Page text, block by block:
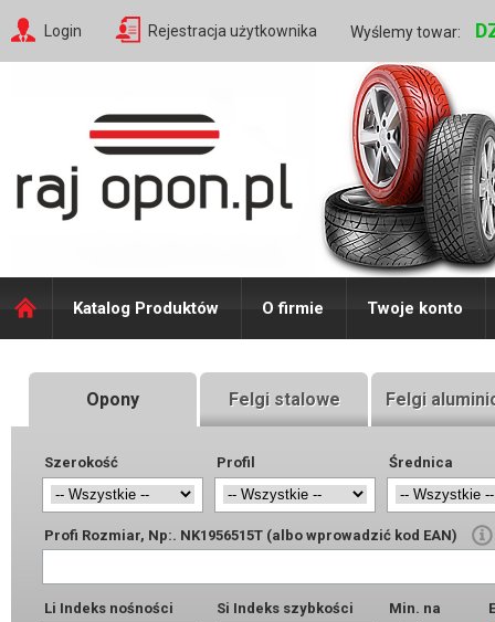
Login Rejestracja użytkownika Wyślemy towar:
Katalog Produktów O firmie Twoje konto
Opony Felgi stalowe Felgi
Szerokość Profil Średnica
Profi Rozmiar, Np:. NK1956515T (albo wprowadzić kod EAN)
Li Indeks nośności Si Indeks szybkości
Min. na